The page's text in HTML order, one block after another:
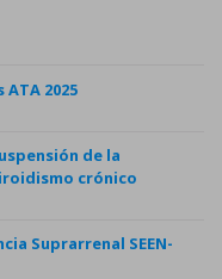
2025
de la
crónico
Suprarrenal SEEN-